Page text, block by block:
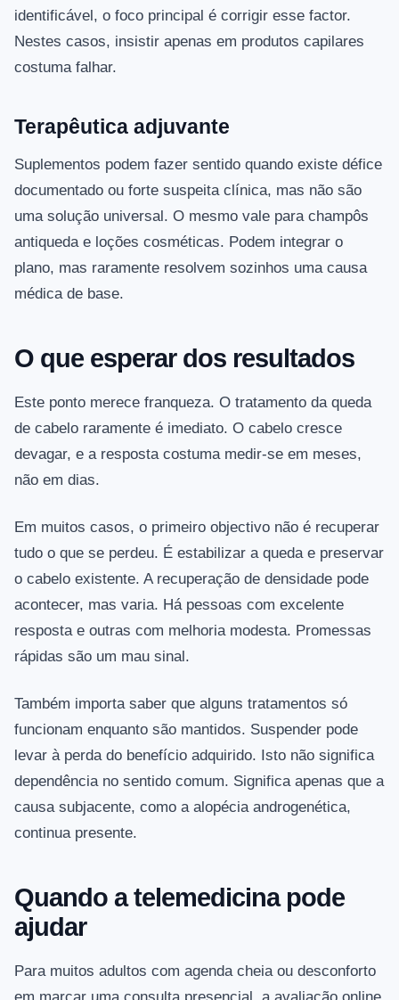
identificável, o foco principal é corrigir esse factor.
Nestes casos, insistir apenas em produtos capilares
costuma falhar.
Terapêutica adjuvante
Suplementos podem fazer sentido quando existe défice
documentado ou forte suspeita clínica, mas não são
uma solução universal. O mesmo vale para champôs
antiqueda e loções cosméticas. Podem integrar o
plano, mas raramente resolvem sozinhos uma causa
médica de base.
O que esperar dos resultados
Este ponto merece franqueza. O tratamento da queda
de cabelo raramente é imediato. O cabelo cresce
devagar, e a resposta costuma medir-se em meses,
não em dias.
Em muitos casos, o primeiro objectivo não é recuperar
tudo o que se perdeu. É estabilizar a queda e preservar
o cabelo existente. A recuperação de densidade pode
acontecer, mas varia. Há pessoas com excelente
resposta e outras com melhoria modesta. Promessas
rápidas são um mau sinal.
Também importa saber que alguns tratamentos só
funcionam enquanto são mantidos. Suspender pode
levar à perda do benefício adquirido. Isto não significa
dependência no sentido comum. Significa apenas que a
causa subjacente, como a alopécia androgenética,
continua presente.
Quando a telemedicina pode
ajudar
Para muitos adultos com agenda cheia ou desconforto